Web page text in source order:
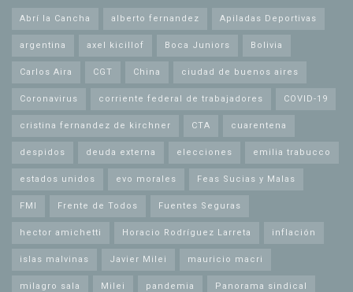
Abrí la Cancha alberto fernandez Apiladas Deportivas
argentina axel kicillof Boca Juniors Bolivia
Carlos Aira CGT China ciudad de buenos aires
Coronavirus corriente federal de trabajadores COVID-19
cristina fernandez de kirchner CTA cuarentena
despidos deuda externa elecciones emilia trabucco
estados unidos evo morales Feas Sucias y Malas
FMI Frente de Todos Fuentes Seguras
hector amichetti Horacio Rodríguez Larreta inflación
islas malvinas Javier Milei mauricio macri
milagro sala Milei pandemia Panorama sindical